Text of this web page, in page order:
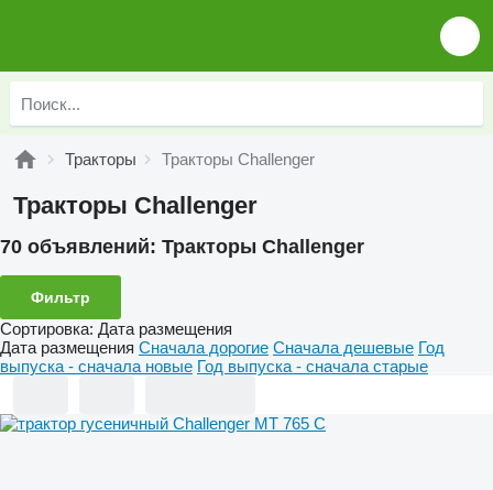
Тракторы Тракторы Challenger
Тракторы Challenger
70 объявлений: Тракторы Challenger
Фильтр
Сортировка: Дата размещения
Дата размещения Сначала дорогие Сначала дешевые Год
выпуска - сначала новые Год выпуска - сначала старые